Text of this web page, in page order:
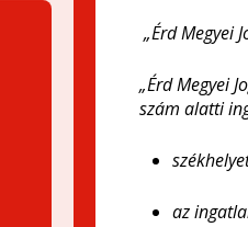
„Érd Megyei
„Érd Megyei
szám alatti
az